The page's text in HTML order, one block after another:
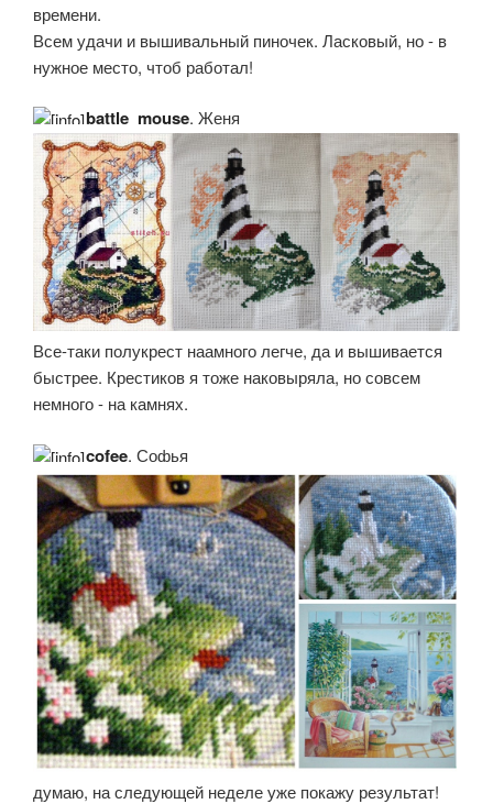
времени.
Всем удачи и вышивальный пиночек. Ласковый, но - в
нужное место, чтоб работал!
battle_mouse, Женя
Все-таки полукрест наамного легче, да и вышивается
быстрее. Крестиков я тоже наковыряла, но совсем
немного - на камнях.
cofee, Софья
думаю, на следующей неделе уже покажу результат!